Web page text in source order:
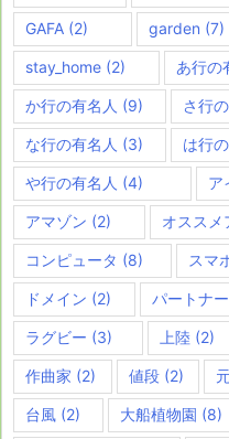
GAFA (2) garden (7)
stay_home (2) あ行の
か行の有名人 (9) さ行
な行の有名人 (3) は行
や行の有名人 (4) ア
アマゾン (2) オススメ
コンピュータ (8) スマ
ドメイン (2) パートナ
ラグビー (3) 上陸(2)
作曲家 (2) 値段(2)
台風 (2) 大船植物園 (8)